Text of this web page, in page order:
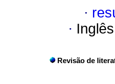
·
·
Revisão de